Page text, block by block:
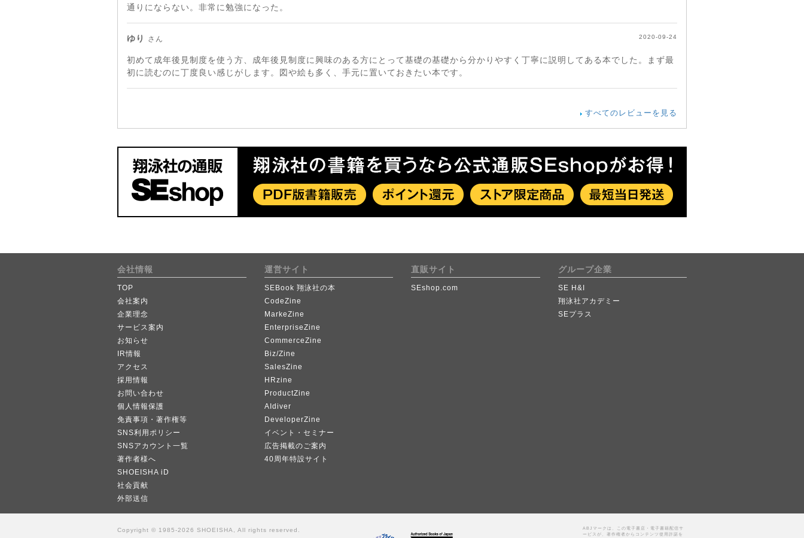
通りにならない。非常に勉強になった。
ゆり さん 2020-09-24
初めて成年後見制度を使う方、成年後見制度に興味のある方にとって基礎の基礎から分かりやすく丁寧に説明してある本でした。まず最
初に読むのに丁度良い感じがします。図や絵も多く、手元に置いておきたい本です。
すべてのレビューを見る
会社情報
TOP
会社案内
企業理念
サービス案内
お知らせ
IR情報
アクセス
採用情報
お問い合わせ
個人情報保護
免責事項・著作権等
SNS利用ポリシー
SNSアカウント一覧
著作者様へ
SHOEISHA iD
社会貢献
外部送信
運営サイト
SEBook 翔泳社の本
CodeZine
MarkeZine
EnterpriseZine
CommerceZine
Biz/Zine
SalesZine
HRzine
ProductZine
AIdiver
DeveloperZine
イベント・セミナー
広告掲載のご案内
40周年特設サイト
直販サイト
SEshop.com
グループ企業
SE H&I
翔泳社アカデミー
SEプラス
Copyright © 1985-2026 SHOEISHA, All rights reserved.
ABJマークは、この電子書店・電子書籍配信サ
ービスが、著作権者からコンテンツ使用許諾を